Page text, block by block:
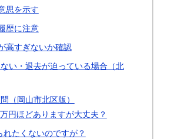
思を示す
歴に注意
高すぎないか確認
い・退去が迫っている場合（北
（岡山市北区版）
円ほどありますが大丈夫？
れたくないのですが？